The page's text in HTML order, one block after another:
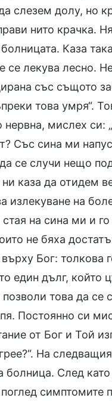
слезем долу, но
нито крачка.
Каза
се лекува лесно.
със същото
това умря“.
нервна, мислех
Със сина ми
се случи нещо
каза да отидем
на
стая на сина ми и
не бяха
Бог: толкова
един дълг,
това да се
Постоянно си
от Бог и Той
На
болница. След
симптомите